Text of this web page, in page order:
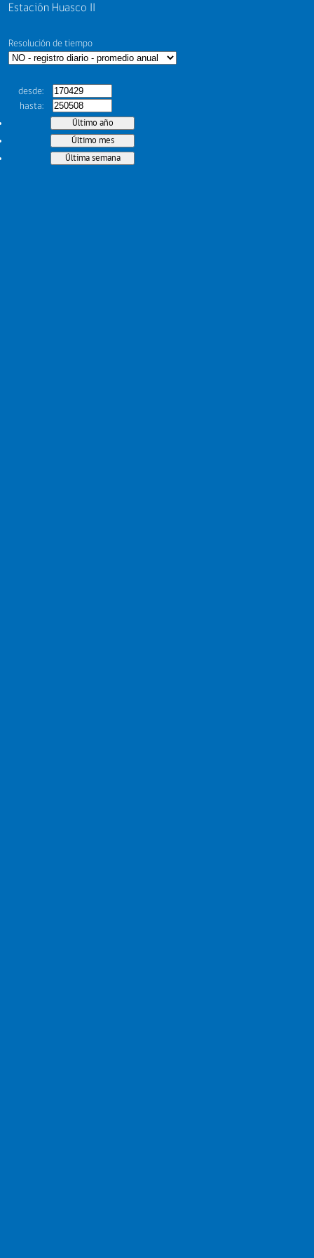
Estación Huasco II
Resolución de tiempo
desde
hasta